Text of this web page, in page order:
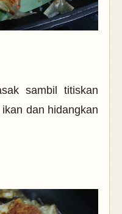
sambil titiskan
dan hidangkan